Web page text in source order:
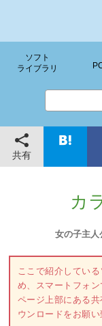
ソフト
ライブラリ
共有
カ
女の子主人
ここで紹介してい
め、スマートフォン
ページ上部にある
ウンロードをお願い